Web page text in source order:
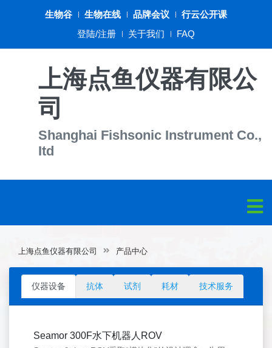
生物谷 生物在线 品牌会议
行云公开课
登陆/注册
关于我们 FAQ
上海点鱼仪器有限公
司
Shanghai Fishsonic Instrument Co.,
Itd
上海点鱼仪器有限公司 产品中心
仪器设备 抗体 试剂 耗材 技术服务
Seamor 300F水下机器人ROV